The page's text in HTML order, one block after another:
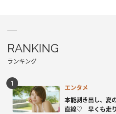
RANKING
ランキング
エンタメ
本能剥き出し、夏
直線♡ 早くも走